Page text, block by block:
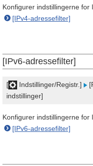
Konfigurer indstillingerne for
[IPv4-adressefilter]
[IPv6-adressefilter]
[ Indstillinger/Registr.]
indstillinger]
Konfigurer indstillingerne for
[IPv6-adressefilter]